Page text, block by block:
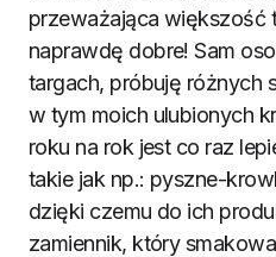
przeważająca większość
naprawdę dobre! Sam
targach, próbuję różnych
w tym moich ulubionych
roku na rok jest co raz
takie jak np.: pyszne-
dzięki czemu do ich
zamiennik, który